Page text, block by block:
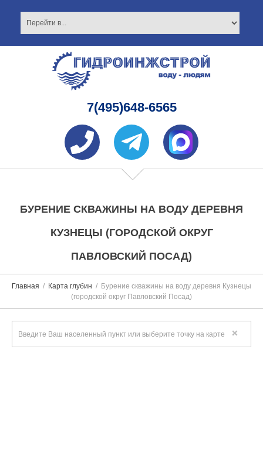
7(495)648-6565
БУРЕНИЕ СКВАЖИНЫ НА ВОДУ ДЕРЕВНЯ
КУЗНЕЦЫ (ГОРОДСКОЙ ОКРУГ
ПАВЛОВСКИЙ ПОСАД)
Главная Карта глубин
Бурение скважины на воду деревня Кузнецы
(городской округ Павловский Посад)